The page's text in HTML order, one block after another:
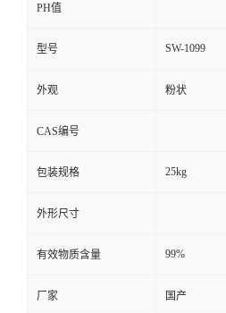
PH值
型号 SW-1099
外观 粉状
CAS编号
包装规格 25kg
外形尺寸
有效物质含量 99%
厂家 国产